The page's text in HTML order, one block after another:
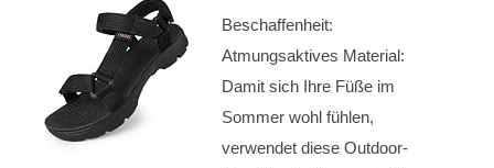
Beschaffenheit:
Atmungsaktives Material:
Damit sich Ihre Füße im
Sommer wohl fühlen,
verwendet diese Outdoor-